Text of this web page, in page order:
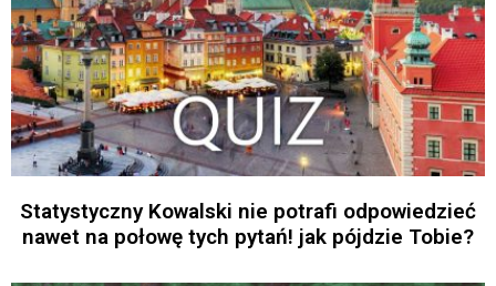
Statystyczny Kowalski nie potrafi odpowiedzieć
nawet na połowę tych pytań! jak pójdzie Tobie?